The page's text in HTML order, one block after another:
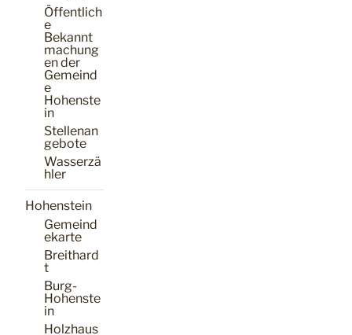
Öffentlich
e
Bekannt
machung
en der
Gemeind
e
Hohenste
in
Stellenan
gebote
Wasserzä
hler
Hohenstein
Gemeind
ekarte
Breithard
t
Burg-
Hohenste
in
Holzhaus